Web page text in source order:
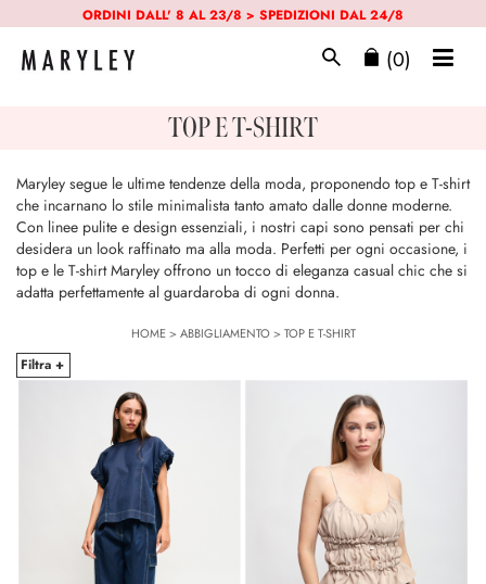
ORDINI DALL' 8 AL 23/8 > SPEDIZIONI DAL 24/8
(0)
TOP E T-SHIRT
Maryley segue le ultime tendenze della moda, proponendo top e T-shirt
che incarnano lo stile minimalista tanto amato dalle donne moderne.
Con linee pulite e design essenziali, i nostri capi sono pensati per chi
desidera un look raffinato ma alla moda. Perfetti per ogni occasione, i
top e le T-shirt Maryley offrono un tocco di eleganza casual chic che si
adatta perfettamente al guardaroba di ogni donna.
HOME>ABBIGLIAMENTO>TOP E T-SHIRT
Filtra +